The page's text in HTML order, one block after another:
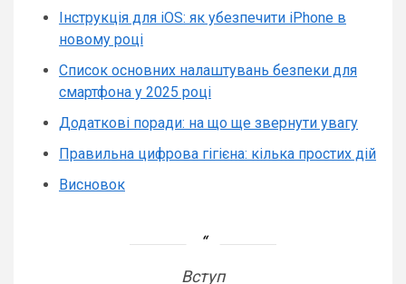
Інструкція для iOS: як убезпечити iPhone в
новому році
Список основних налаштувань безпеки для
смартфона у 2025 році
Додаткові поради: на що ще звернути увагу
Правильна цифрова гігієна: кілька простих дій
Висновок
Вступ